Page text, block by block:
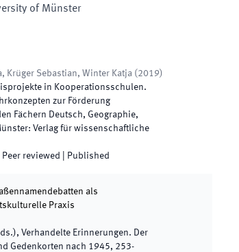
of Münster
Krüger Sebastian, Winter Katja ( 2019)
in Kooperationsschulen.
zur Förderung
Fächern Deutsch, Geographie,
: Verlag für wissenschaftliche
| Peer reviewed Published
als
Praxis
), Verhandelte Erinnerungen. Der
Gedenkorten nach 1945, 253-